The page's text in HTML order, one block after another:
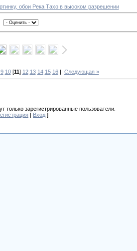
обои Река Тахо в высоком разрешении
9 10[11] 12 13 14 15 16| Следующая »
только зарегистрированные пользователи.
| Вход ]